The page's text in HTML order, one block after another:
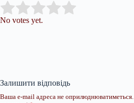
Rate this item:
No votes yet.
Залишити відповідь
Ваша e-mail адреса не оприлюднюватиметься.